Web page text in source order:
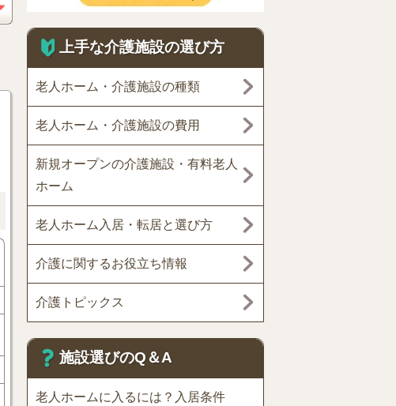
上手な介護施設の選び方
老人ホーム・介護施設の種類
老人ホーム・介護施設の費用
新規オープンの介護施設・有料老人
ホーム
老人ホーム入居・転居と選び方
介護に関するお役立ち情報
介護トピックス
施設選びのQ＆A
老人ホームに入るには？入居条件